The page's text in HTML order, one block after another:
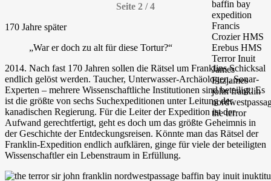
Seite 2 / 4
170 Jahre später
„War er doch zu alt für diese Tortur?“
2014. Nach fast 170 Jahren sollen die Rätsel um Franklins Schicksal
endlich gelöst werden. Taucher, Unterwasser-Archäologen, Sonar-
Experten – mehrere Wissenschaftliche Institutionen sind beteiligt. Es
ist die größte von sechs Suchexpeditionen unter Leitung der
kanadischen Regierung. Für die Leiter der Expedition ist der
Aufwand gerechtfertigt, geht es doch um das größte Geheimnis in
der Geschichte der Entdeckungsreisen. Könnte man das Rätsel der
Franklin-Expedition endlich aufklären, ginge für viele der beteiligten
Wissenschaftler ein Lebenstraum in Erfüllung.